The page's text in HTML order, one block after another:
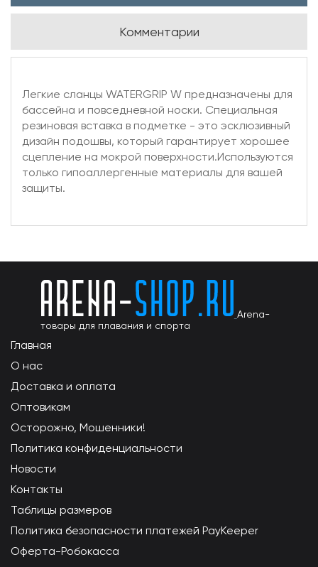
Комментарии
Легкие сланцы WATERGRIP W предназначены для
бассейна и повседневной носки. Специальная
резиновая вставка в подметке - это эсклюзивный
дизайн подошвы, который гарантирует хорошее
сцепление на мокрой поверхности.Используются
только гипоаллергенные материалы для вашей
защиты.
Arena-
товары для плавания и спорта
Главная
О нас
Доставка и оплата
Оптовикам
Осторожно, Мошенники!
Политика конфиденциальности
Новости
Контакты
Таблицы размеров
Политика безопасности платежей PayKeeper
Оферта-Робокасса